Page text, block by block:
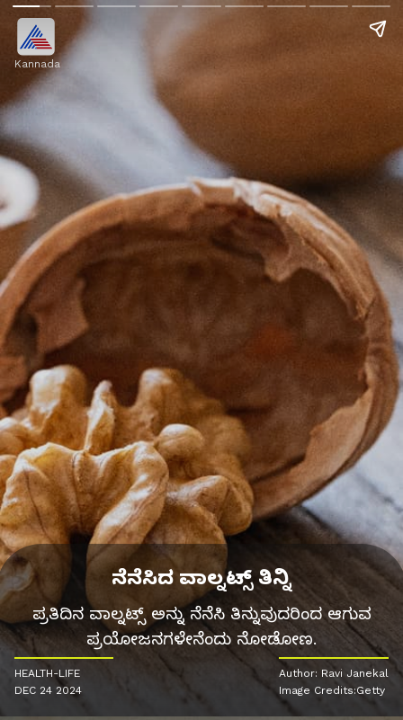
Kannada
ನೆನೆಸಿದ ವಾಲ್ನಟ್ಸ್ ತಿನ್ನಿ
ಪ್ರತಿದಿನ ವಾಲ್ನಟ್ಸ್ ಅನ್ನು ನೆನೆಸಿ ತಿನ್ನುವುದರಿಂದ ಆಗುವ
ಪ್ರಯೋಜನಗಳೇನೆಂದು ನೋಡೋಣ.
HEALTH-LIFE
DEC 24 2024
Author: Ravi Janekal
Image Credits:Getty